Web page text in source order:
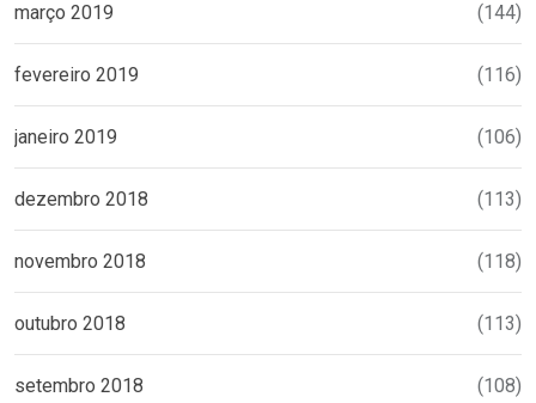
março 2019 (144)
fevereiro 2019 (116)
janeiro 2019 (106)
dezembro 2018 (113)
novembro 2018 (118)
outubro 2018 (113)
setembro 2018 (108)